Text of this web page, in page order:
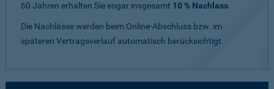
60 Jahren erhalten Sie sogar insgesamt 10 % Nachlass.
Die Nachlässe werden beim Online-Abschluss bzw. im
späteren Vertragsverlauf automatisch berücksichtigt.